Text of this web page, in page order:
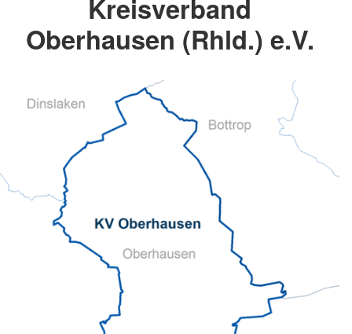
Kreisverband
Oberhausen (Rhld.) e.V.